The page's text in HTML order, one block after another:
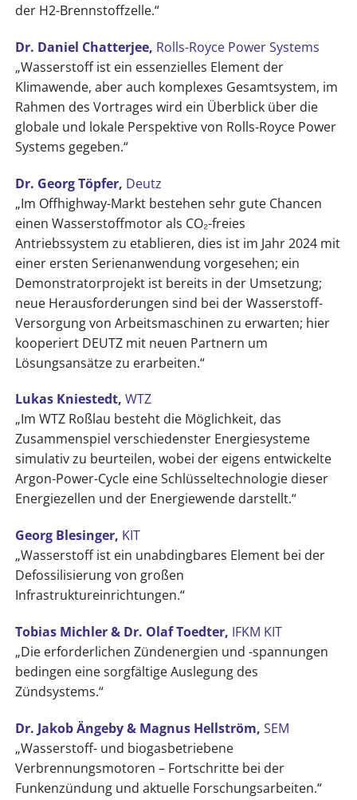
der H2-Brennstoffzelle.“
Dr. Daniel Chatterjee, Rolls-Royce Power Systems
„Wasserstoff ist ein essenzielles Element der
Klimawende, aber auch komplexes Gesamtsystem, im
Rahmen des Vortrages wird ein Überblick über die
globale und lokale Perspektive von Rolls-Royce Power
Systems gegeben.“
Dr. Georg Töpfer, Deutz
„Im Offhighway-Markt bestehen sehr gute Chancen
einen Wasserstoffmotor als CO₂-freies
Antriebssystem zu etablieren, dies ist im Jahr 2024 mit
einer ersten Serienanwendung vorgesehen; ein
Demonstratorprojekt ist bereits in der Umsetzung;
neue Herausforderungen sind bei der Wasserstoff-
Versorgung von Arbeitsmaschinen zu erwarten; hier
kooperiert DEUTZ mit neuen Partnern um
Lösungsansätze zu erarbeiten.“
Lukas Kniestedt, WTZ
„Im WTZ Roßlau besteht die Möglichkeit, das
Zusammenspiel verschiedenster Energiesysteme
simulativ zu beurteilen, wobei der eigens entwickelte
Argon-Power-Cycle eine Schlüsseltechnologie dieser
Energiezellen und der Energiewende darstellt.“
Georg Blesinger, KIT
„Wasserstoff ist ein unabdingbares Element bei der
Defossilisierung von großen
Infrastruktureinrichtungen.“
Tobias Michler & Dr. Olaf Toedter, IFKM KIT
„Die erforderlichen Zündenergien und -spannungen
bedingen eine sorgfältige Auslegung des
Zündsystems.“
Dr. Jakob Ängeby & Magnus Hellström, SEM
„Wasserstoff- und biogasbetriebene
Verbrennungsmotoren – Fortschritte bei der
Funkenzündung und aktuelle Forschungsarbeiten.“